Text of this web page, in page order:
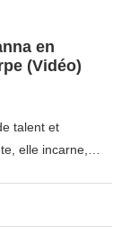
en
(Vidéo)
talent et
elle incarne,…